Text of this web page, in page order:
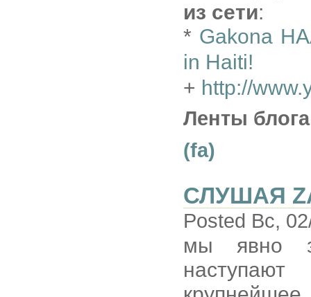
из сети:
* Gakona
in Haiti!
+ http://
Ленты
(fa)
СЛУШАЯ
Posted Вс,
мы явно